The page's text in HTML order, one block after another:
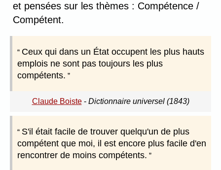
et pensées sur les thèmes : Compétence /
Compétent.
Ceux qui dans un État occupent les plus hauts
emplois ne sont pas toujours les plus
compétents.
Claude Boiste- Dictionnaire universel (1843)
S'il était facile de trouver quelqu'un de plus
compétent que moi, il est encore plus facile d'en
rencontrer de moins compétents.